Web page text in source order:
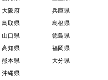
大阪府
兵庫県
鳥取県
島根県
山口県
徳島県
高知県
福岡県
熊本県
大分県
沖縄県